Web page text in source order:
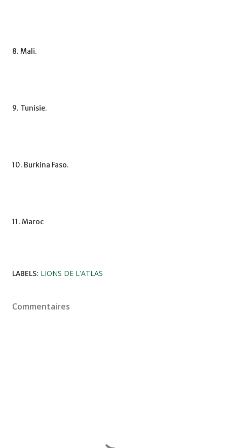
8. Mali.
9. Tunisie.
10. Burkina Faso.
11. Maroc
LABELS: LIONS DE L'ATLAS
Commentaires